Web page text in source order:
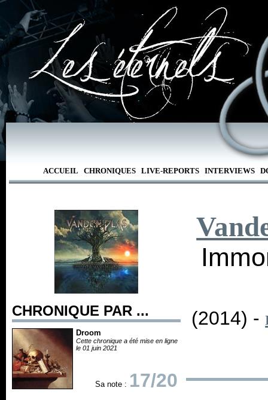
ACCUEIL CHRONIQUES LIVE-REPORTS INTERVIEWS
CHRONIQUE PAR ...
Droom
Cette chronique a été mise en ligne
le 01 juin 2021
Sa note : 17/20
(2014) -